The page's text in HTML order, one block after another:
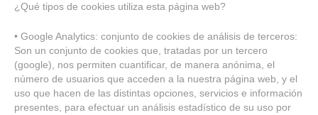
¿Qué tipos de cookies utiliza esta página web?
• Google Analytics: conjunto de cookies de análisis de terceros:
Son un conjunto de cookies que, tratadas por un tercero
(google), nos permiten cuantificar, de manera anónima, el
número de usuarios que acceden a la nuestra página web, y el
uso que hacen de las distintas opciones, servicios e información
presentes, para efectuar un análisis estadístico de su uso por